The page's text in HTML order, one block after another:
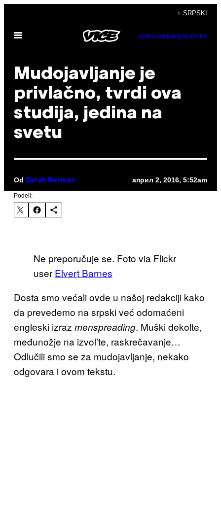
садржај
+ SRPSKI
Otvori
SUBSCRIBENEWSLETTER
Mudojavljanje je
privlačno, tvrdi ova
studija, jedina na
svetu
Od Sarah Berman април 2, 2016, 5:52am
Podeli:
Ne preporučuje se. Foto via Flickr
user Elvert Barnes
Dosta smo većali ovde u našoj redakciji kako
da prevedemo na srpski već odomaćeni
engleski izraz menspreading. Muški dekolte,
međunožje na izvol’te, raskrečavanje…
Odlučili smo se za mudojavljanje, nekako
odgovara i ovom tekstu.